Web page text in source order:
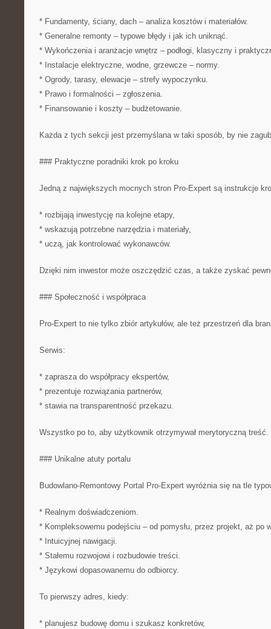
* Fundamenty, ściany, dach – analiza kosztów i materiałów.
* Generalne remonty – typowe błędy i jak ich uniknąć.
* Wykończenia i aranżacje wnętrz – podłogi, klasyczny i
* Instalacje elektryczne, wodne, grzewcze – normy.
* Ogrody, tarasy, elewacje – strefy wypoczynku.
* Prawo i formalności – zgłoszenia.
* Finansowanie i koszty – budżetowanie.
Każda z tych sekcji jest przemyślana w taki sposób, by nie
### Praktyczne poradniki krok po kroku
Jedną z największych mocnych stron Pro-Expert są instrukcje
* rozbijają inwestycję na kolejne etapy,
* wskazują potrzebne narzędzia i materiały,
* uczą, jak kontrolować wykonawców.
Dzięki nim inwestor może oszczędzić czas, a także zyskać
### Społeczność i współpraca
Pro-Expert to nie tylko zbiór artykułów, ale też przestrzeń dla
Serwis:
* zaprasza do współpracy ekspertów,
* prezentuje rozwiązania partnerów,
* stawia na transparentność przekazu.
Wszystko po to, aby użytkownik otrzymywał merytoryczną
### Unikalne atuty portalu
Budowlano-Remontowy Portal Pro-Expert wyróżnia się na tle
* Realnym doświadczeniom.
* Kompleksowemu podejściu – od pomysłu, przez projekt, aż po
* Intuicyjnej nawigacji.
* Stałemu rozwojowi i rozbudowie treści.
* Językowi dopasowanemu do odbiorcy.
To pierwszy adres, kiedy:
* planujesz budowę domu i szukasz konkretów,